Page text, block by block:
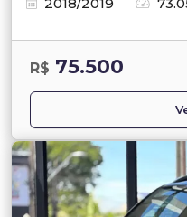
R$ 75.500